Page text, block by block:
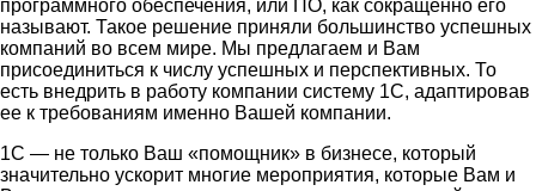
программного обеспечения, или ПО, как сокращенно его
называют. Такое решение приняли большинство успешных
компаний во всем мире. Мы предлагаем и Вам
присоединиться к числу успешных и перспективных. То
есть внедрить в работу компании систему 1С, адаптировав
ее к требованиям именно Вашей компании.
1С — не только Ваш «помощник» в бизнесе, который
значительно ускорит многие мероприятия, которые Вам и